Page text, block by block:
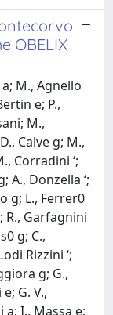
OBELIX
M., Agnello
e; P.,
M.,
Calve g; M.,
Corradini ‘;
A., Donzella ‘;
g; L., Ferrer0
R., Garfagnini
g; C.,
Rizzini ‘;
g; G.,
G. V.,
I., Massa e;